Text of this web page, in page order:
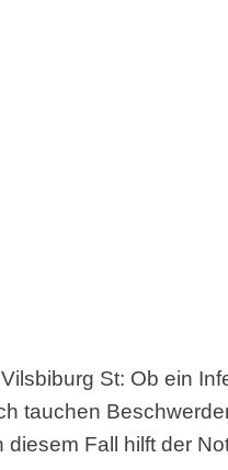
St: Ob ein
tauchen
Fall hilft der